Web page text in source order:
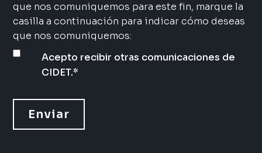
que nos comuniquemos para este fin, marque la
casilla a continuación para indicar cómo deseas
que nos comuniquemos:
Acepto recibir otras comunicaciones de
CIDET.*